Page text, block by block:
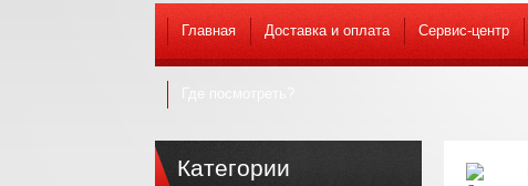
Главная Доставка и оплата Сервис-центр
Категории